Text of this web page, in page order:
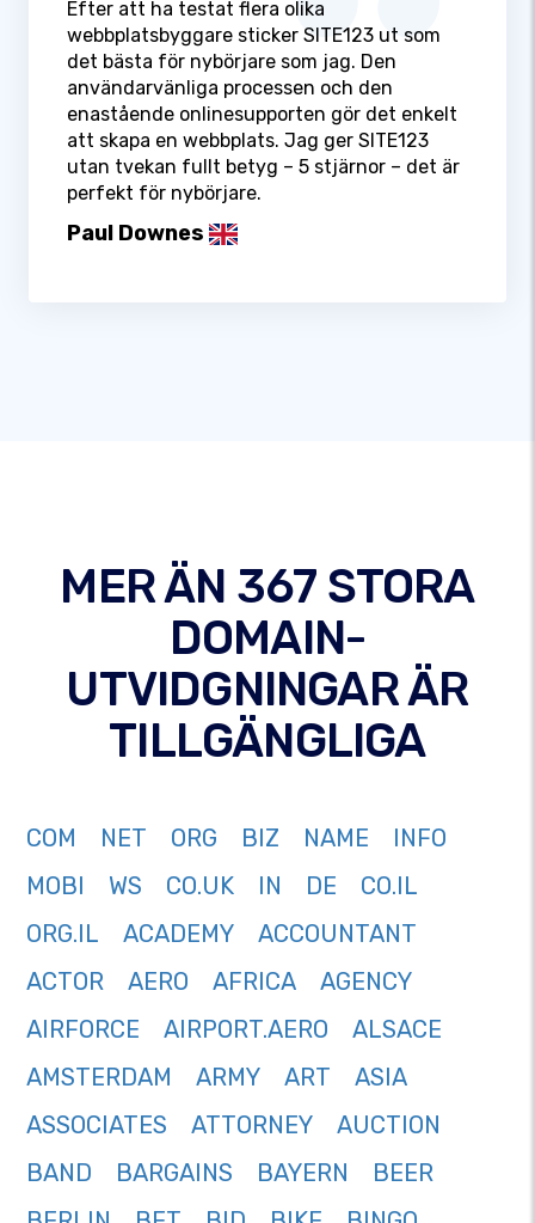
Efter att ha testat flera olika
webbplatsbyggare sticker SITE123 ut som
det bästa för nybörjare som jag. Den
användarvänliga processen och den
enastående onlinesupporten gör det enkelt
att skapa en webbplats. Jag ger SITE123
utan tvekan fullt betyg – 5 stjärnor – det är
perfekt för nybörjare.
Paul Downes
MER ÄN 367 STORA
DOMAIN-
UTVIDGNINGAR ÄR
TILLGÄNGLIGA
COM NET ORG BIZ NAME
INFO
MOBI
WS CO.UK IN DE
CO.IL
ORG.IL
ACADEMY
ACCOUNTANT
ACTOR
AERO AFRICA
AGENCY
AIRFORCE
AIRPORT.AERO
ALSACE
AMSTERDAM
ARMY ART
ASIA
ASSOCIATES
ATTORNEY
AUCTION
BAND
BARGAINS BAYERN
BEER